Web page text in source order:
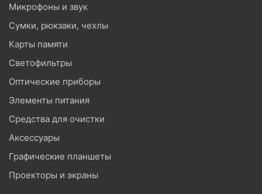
Микрофоны и звук
Сумки, рюкзаки, чехлы
Карты памяти
Светофильтры
Оптические приборы
Элементы питания
Средства для очистки
Аксессуары
Графические планшеты
Проекторы и экраны